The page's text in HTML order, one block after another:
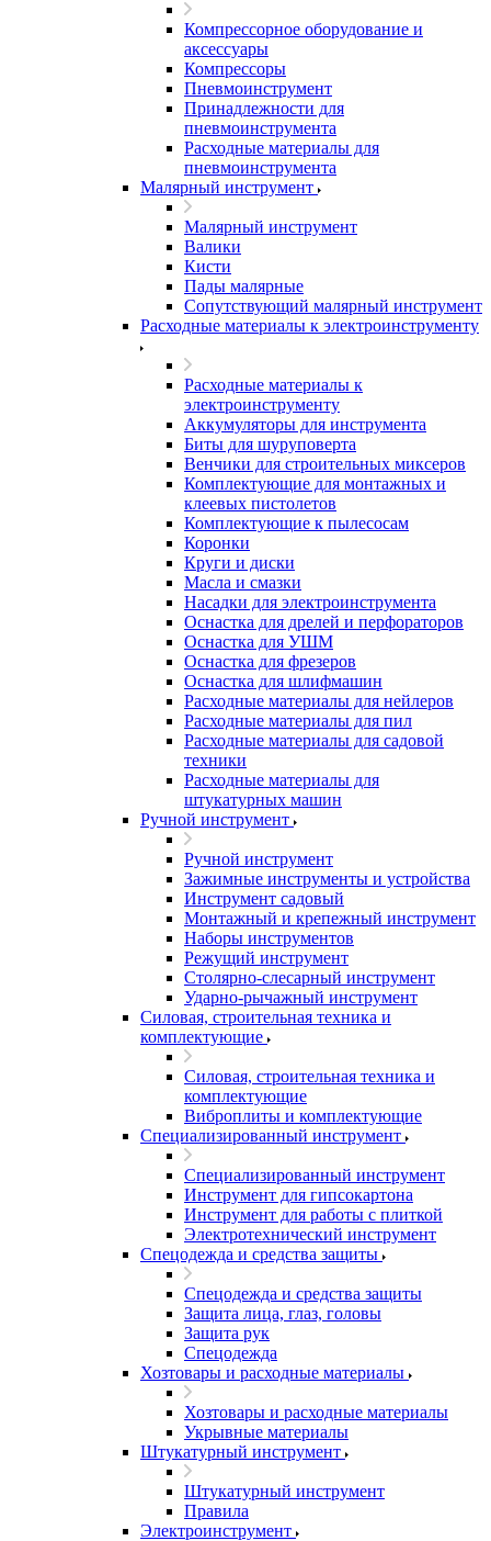
Компрессорное оборудование и
аксессуары
Компрессоры
Пневмоинструмент
Принадлежности для
пневмоинструмента
Расходные материалы для
пневмоинструмента
Малярный инструмент
Малярный инструмент
Валики
Кисти
Пады малярные
Сопутствующий малярный инструмент
Расходные материалы к электроинструменту
Расходные материалы к
электроинструменту
Аккумуляторы для инструмента
Биты для шуруповерта
Венчики для строительных миксеров
Комплектующие для монтажных и
клеевых пистолетов
Комплектующие к пылесосам
Коронки
Круги и диски
Масла и смазки
Насадки для электроинструмента
Оснастка для дрелей и перфораторов
Оснастка для УШМ
Оснастка для фрезеров
Оснастка для шлифмашин
Расходные материалы для нейлеров
Расходные материалы для пил
Расходные материалы для садовой
техники
Расходные материалы для
штукатурных машин
Ручной инструмент
Ручной инструмент
Зажимные инструменты и устройства
Инструмент садовый
Монтажный и крепежный инструмент
Наборы инструментов
Режущий инструмент
Столярно-слесарный инструмент
Ударно-рычажный инструмент
Силовая, строительная техника и
комплектующие
Силовая, строительная техника и
комплектующие
Виброплиты и комплектующие
Специализированный инструмент
Специализированный инструмент
Инструмент для гипсокартона
Инструмент для работы с плиткой
Электротехнический инструмент
Спецодежда и средства защиты
Спецодежда и средства защиты
Защита лица, глаз, головы
Защита рук
Спецодежда
Хозтовары и расходные материалы
Хозтовары и расходные материалы
Укрывные материалы
Штукатурный инструмент
Штукатурный инструмент
Правила
Электроинструмент